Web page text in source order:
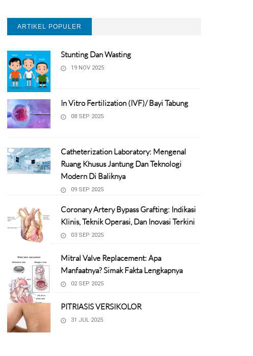
ARTIKEL POPULER
Stunting Dan Wasting
19 NOV 2025
In Vitro Fertilization (IVF)/ Bayi Tabung
08 SEP 2025
Catheterization Laboratory: Mengenal
Ruang Khusus Jantung Dan Teknologi
Modern Di Baliknya
09 SEP 2025
Coronary Artery Bypass Grafting: Indikasi
Klinis, Teknik Operasi, Dan Inovasi Terkini
03 SEP 2025
Mitral Valve Replacement: Apa
Manfaatnya? Simak Fakta Lengkapnya
02 SEP 2025
PITRIASIS VERSIKOLOR
31 JUL 2025